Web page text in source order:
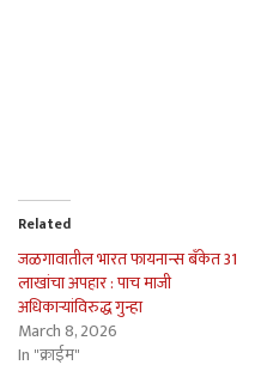
Related
जळगावातील भारत फायनान्स बँकेत 31
लाखांचा अपहार : पाच माजी
अधिकार्‍यांविरुद्ध गुन्हा
March 8, 2026
In "क्राईम"